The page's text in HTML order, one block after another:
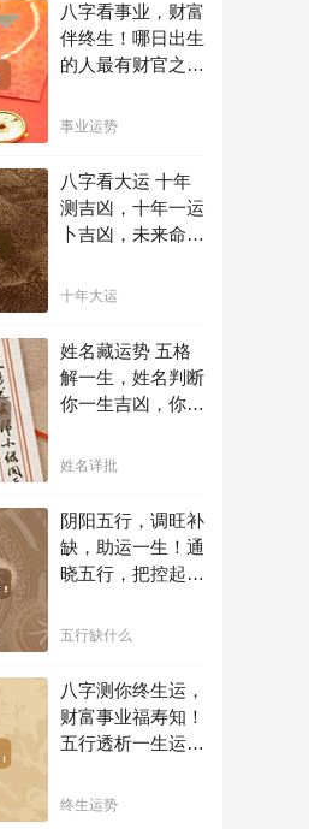
八字看事业，财富
伴终生！哪日出生
的人最有财官之
官或富豪，解读您
当下不利困局！！
事业运势
八字看大运 十年
测吉凶，十年一运
卜吉凶，未来命运
十年大运
姓名藏运势 五格
解一生，姓名判断
你一生吉凶，你的
吗？
姓名详批
阴阳五行，调旺补
缺，助运一生！通
晓五行，把控起伏
助运你的一生！
五行缺什么
八字测你终生运，
财富事业福寿知！
五行透析一生运势
长终生富贵！
终生运势